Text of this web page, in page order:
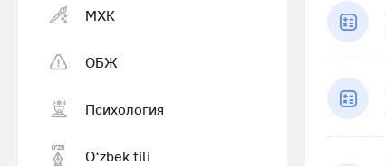
МХК
ОБЖ
Психология
Оʻzbek tili